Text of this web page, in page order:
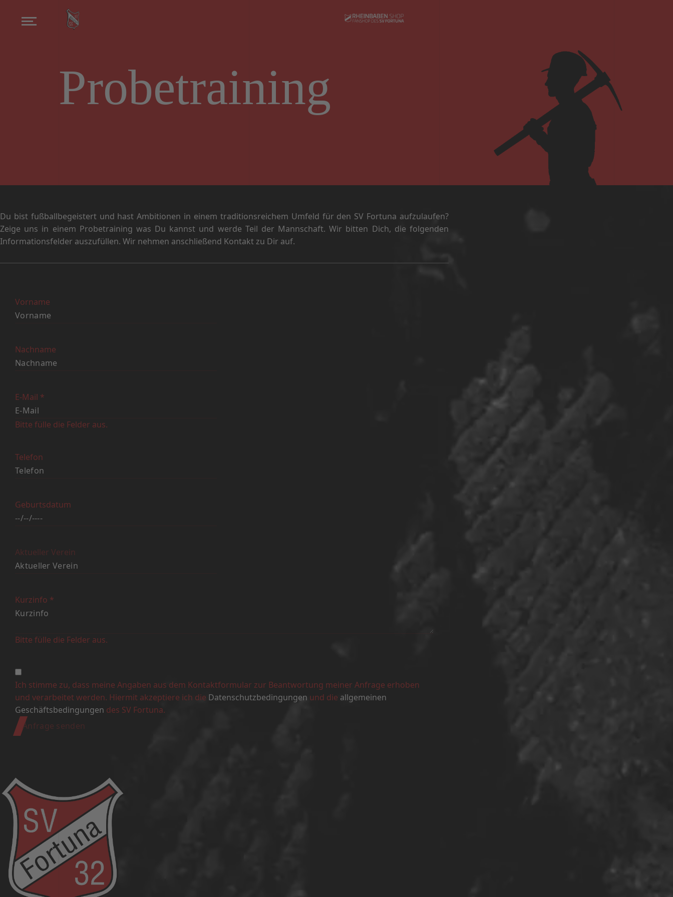
Probetraining
Du bist fußballbegeistert und hast Ambitionen in einem traditionsreichem Umfeld für den SV Fortuna aufzulaufen?
Zeige uns in einem Probetraining was Du kannst und werde Teil der Mannschaft. Wir bitten Dich, die folgenden
Informationsfelder auszufüllen. Wir nehmen anschließend Kontakt zu Dir auf.
Vorname
Nachname
E-Mail *
Bitte fülle die Felder aus.
Telefon
Geburtsdatum
Aktueller Verein
Kurzinfo *
Bitte fülle die Felder aus.
Ich stimme zu, dass meine Angaben aus dem Kontaktformular zur Beantwortung meiner Anfrage erhoben
und verarbeitet werden. Hiermit akzeptiere ich die Datenschutzbedingungen und die allgemeinen
Geschäftsbedingungen des SV Fortuna.
Anfrage senden